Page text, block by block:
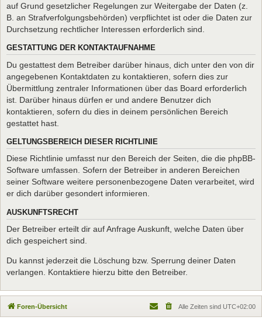
auf Grund gesetzlicher Regelungen zur Weitergabe der Daten (z.
B. an Strafverfolgungsbehörden) verpflichtet ist oder die Daten zur
Durchsetzung rechtlicher Interessen erforderlich sind.
GESTATTUNG DER KONTAKTAUFNAHME
Du gestattest dem Betreiber darüber hinaus, dich unter den von dir
angegebenen Kontaktdaten zu kontaktieren, sofern dies zur
Übermittlung zentraler Informationen über das Board erforderlich
ist. Darüber hinaus dürfen er und andere Benutzer dich
kontaktieren, sofern du dies in deinem persönlichen Bereich
gestattet hast.
GELTUNGSBEREICH DIESER RICHTLINIE
Diese Richtlinie umfasst nur den Bereich der Seiten, die die phpBB-
Software umfassen. Sofern der Betreiber in anderen Bereichen
seiner Software weitere personenbezogene Daten verarbeitet, wird
er dich darüber gesondert informieren.
AUSKUNFTSRECHT
Der Betreiber erteilt dir auf Anfrage Auskunft, welche Daten über
dich gespeichert sind.
Du kannst jederzeit die Löschung bzw. Sperrung deiner Daten
verlangen. Kontaktiere hierzu bitte den Betreiber.
Foren-Übersicht Alle Zeiten sind UTC+02:00